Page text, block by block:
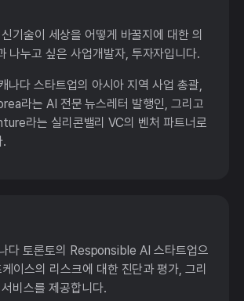
기술이 세상을 어떻게 바꿀지에 대한 의
나누고 싶은 사업개발자, 투자자입니다.
나다 스타트업의 아시아 지역 사업 총괄,
라는 AI 전문 뉴스레터 발행인, 그리고
라는 실리콘밸리 VC의 벤처 파트너로
.
다 토론토의 Responsible AI 스타트업으
이스의 리스크에 대한 진단과 평가, 그리
비스를 제공합니다.